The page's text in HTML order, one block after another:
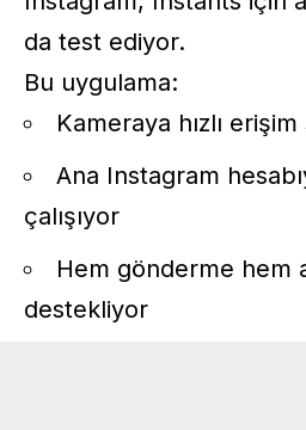
da test ediyor.
Bu uygulama:
Kameraya hızlı erişim
Ana Instagram
çalışıyor
Hem gönderme hem
destekliyor